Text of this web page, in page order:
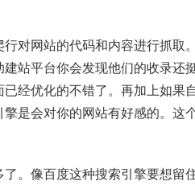
对网站的代码和内容进行抓取。
站平台你会发现他们的收录还
经优化的不错了。再加上如果
是会对你的网站有好感的。这
。像百度这种搜索引擎要想留